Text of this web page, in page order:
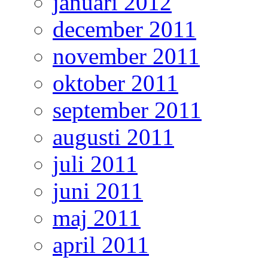
december 2011
november 2011
oktober 2011
september 2011
augusti 2011
juli 2011
juni 2011
maj 2011
april 2011